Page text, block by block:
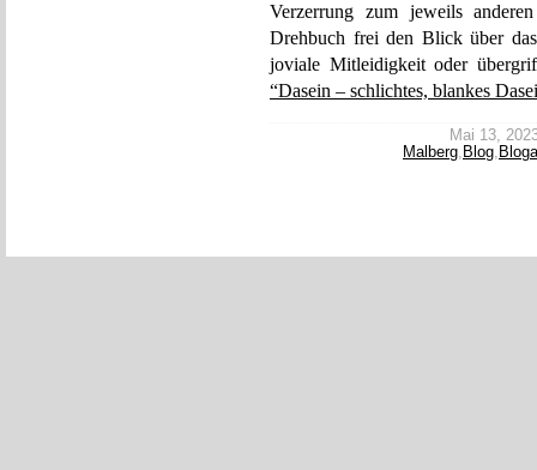
Verzerrung zum jeweils
Drehbuch frei den Blick über
joviale Mitleidigkeit oder
“Dasein – schlichtes, blankes
Mai 13,
Malberg, Blog,